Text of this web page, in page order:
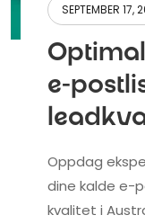
SEPTEMBER 17,
e-
Oppdag
dine kalde e-
kvalitet i